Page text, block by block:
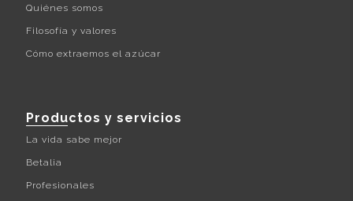
Quiénes somos
Filosofía y valores
Cómo extraemos el azúcar
Productos y servicios
La vida sabe mejor
Betalia
Profesionales